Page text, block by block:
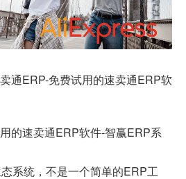
通ERP-免费试用的速卖通ERP软
的速卖通ERP软件-智赢ERP系
系统，不是一个简单的ERP工